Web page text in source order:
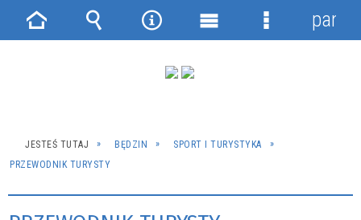
JESTEŚ TUTAJ BĘDZIN
SPORT I TURYSTYKA
PRZEWODNIK TURYSTY
Strona Wyszukiwarka
NarzędziaMenu
Menu
panel